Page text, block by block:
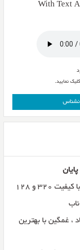
With Text
نمایید.
به نام نقطه پایان با کیفیت ۳۲۰ و ۱۲۸
غمگین با بهترین